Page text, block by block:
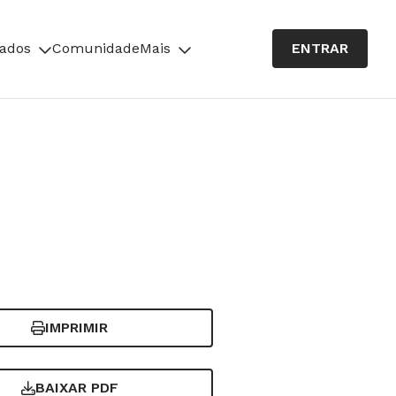
ComunidadeMais ENTRAR
IMPRIMIR
BAIXAR PDF